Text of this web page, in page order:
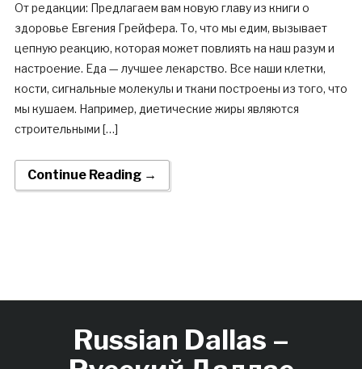
От редакции: Предлагаем вам новую главу из книги о
здоровье Евгения Грейфера. То, что мы едим, вызывает
цепную реакцию, которая может повлиять на наш разум и
настроение. Еда — лучшее лекарство. Все наши клетки,
кости, сигнальные молекулы и ткани построены из того, что
мы кушаем. Например, диетические жиры являются
строительными […]
Continue Reading →
Russian Dallas –